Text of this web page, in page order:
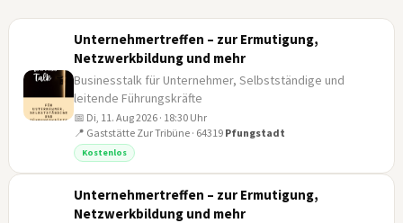
Unternehmertreffen – zur Ermutigung,
Netzwerkbildung und mehr
Businesstalk für Unternehmer, Selbstständige und
leitende Führungskräfte
📅 Di, 11. Aug 2026 · 18:30 Uhr
📍 Gaststätte Zur Tribüne · 64319 Pfungstadt
Kostenlos
Unternehmertreffen – zur Ermutigung,
Netzwerkbildung und mehr